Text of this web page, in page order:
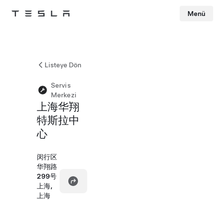
Tesla Menü
Listeye Dön
Servis
Merkezi
上海华翔
特斯拉中
心
闵行区
华翔路
299号
上海,
上海